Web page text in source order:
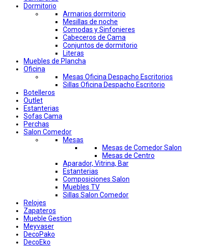
Dormitorio
Armarios dormitorio
Mesillas de noche
Comodas y Sinfonieres
Cabeceros de Cama
Conjuntos de dormitorio
Literas
Muebles de Plancha
Oficina
Mesas Oficina Despacho Escritorios
Sillas Oficina Despacho Escritorio
Botelleros
Outlet
Estanterias
Sofas Cama
Perchas
Salon Comedor
Mesas
Mesas de Comedor Salon
Mesas de Centro
Aparador, Vitrina, Bar
Estanterias
Composiciones Salon
Muebles TV
Sillas Salon Comedor
Relojes
Zapateros
Mueble Gestion
Meyvaser
DecoPako
DecoEko